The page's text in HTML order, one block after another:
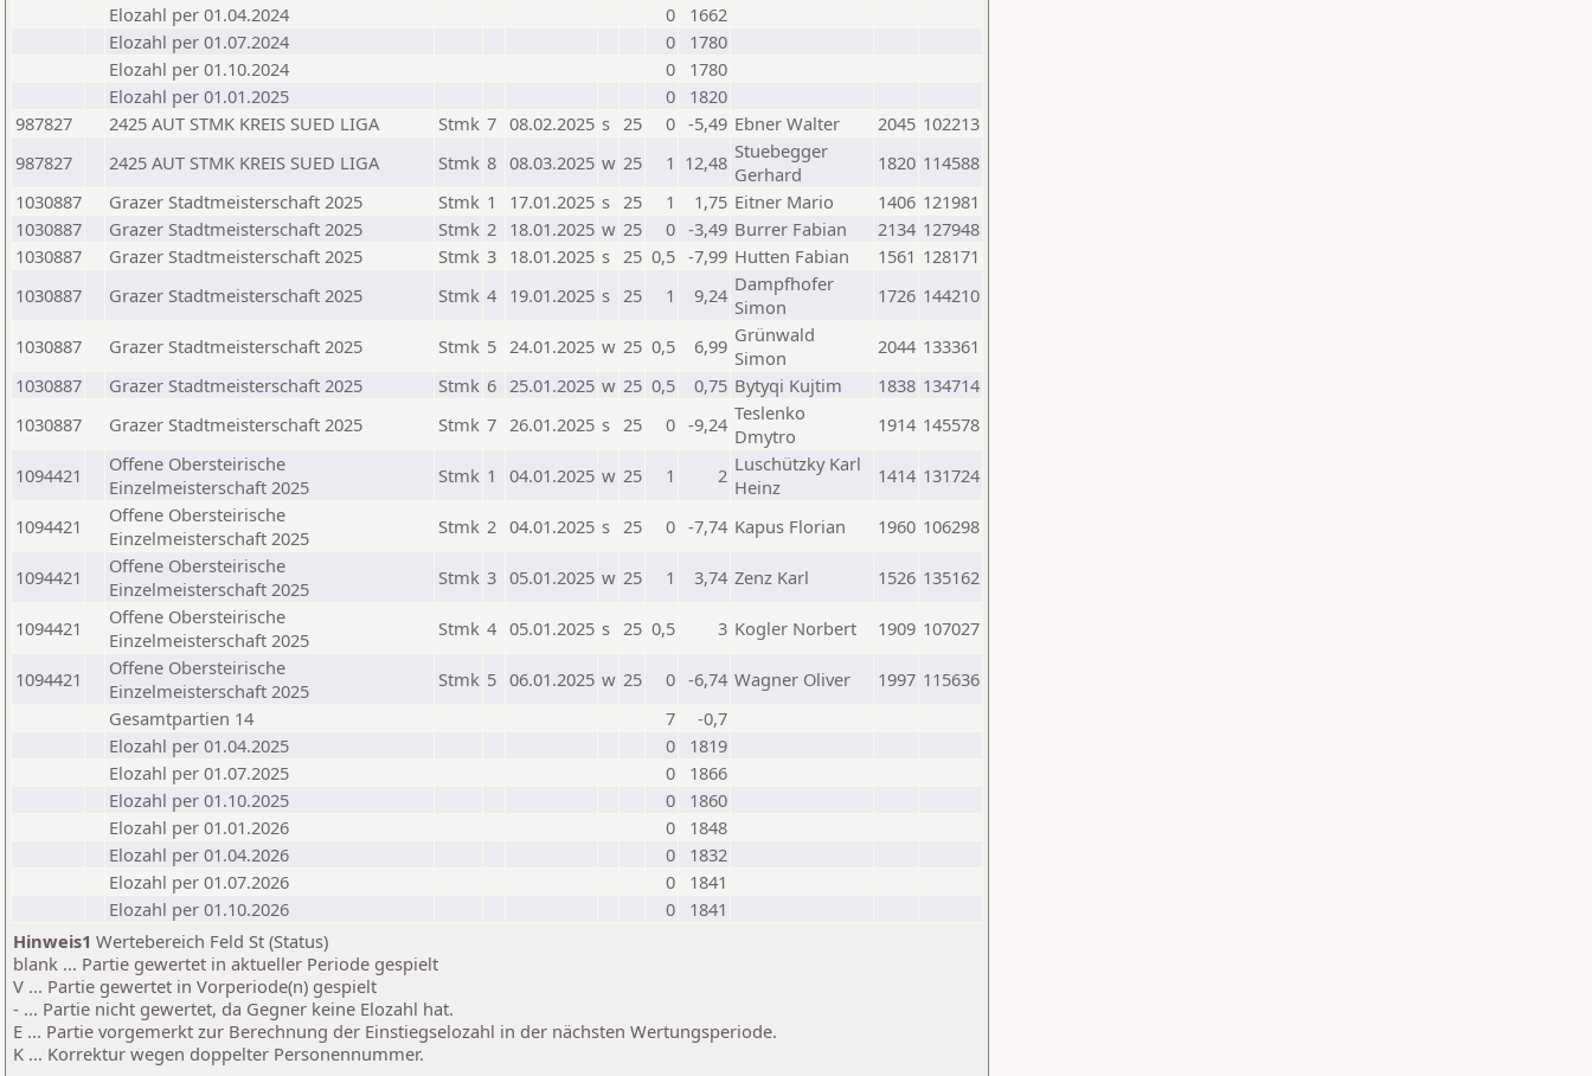
Elozahl per 01.04.2024
0
1662
Elozahl per 01.07.2024
0
1780
Elozahl per 01.10.2024
0
1780
Elozahl per 01.01.2025
0
1820
987827
2425 AUT STMK KREIS SUED LIGA Stmk 7 08.02.2025 s 25 0 -5,49 Ebner Walter 2045 102213
987827
2425 AUT STMK KREIS SUED LIGA Stmk 8 08.03.2025 w 25 1 12,48 Stuebegger
Gerhard
1820 114588
1030887
Grazer Stadtmeisterschaft 2025 Stmk 1 17.01.2025 s 25 1 1,75 Eitner Mario 1406 121981
1030887
Grazer Stadtmeisterschaft 2025 Stmk 2 18.01.2025 w 25 0 -3,49 Burrer Fabian 2134 127948
1030887
Grazer Stadtmeisterschaft 2025 Stmk 3 18.01.2025 s 25 0,5 -7,99 Hutten Fabian 1561 128171
1030887
Grazer Stadtmeisterschaft 2025 Stmk 4 19.01.2025 s 25 1 9,24 Dampfhofer
Simon
1726 144210
1030887 Grazer Stadtmeisterschaft 2025 Stmk 5 24.01.2025 w 25 0,5 6,99 Grünwald
Simon
2044 133361
1030887
Grazer Stadtmeisterschaft 2025 Stmk 6 25.01.2025 w 25 0,5 0,75 Bytyqi Kujtim 1838 134714
1030887
Grazer Stadtmeisterschaft 2025 Stmk 7 26.01.2025 s 25 0 -9,24 Teslenko
Dmytro
1914 145578
1094421
Offene Obersteirische
Einzelmeisterschaft 2025
Stmk 1 04.01.2025 w 25 1 2 Luschützky Karl
Heinz
1414 131724
1094421
Offene Obersteirische
Einzelmeisterschaft 2025
Stmk 2 04.01.2025 s 25 0 -7,74 Kapus Florian 1960 106298
1094421
Offene Obersteirische
Einzelmeisterschaft 2025
Stmk 3 05.01.2025 w 25 1 3,74 Zenz Karl 1526 135162
1094421
Offene Obersteirische
Einzelmeisterschaft 2025
Stmk 4 05.01.2025 s 25 0,5 3 Kogler Norbert 1909 107027
1094421
Offene Obersteirische
Einzelmeisterschaft 2025
Stmk 5 06.01.2025 w 25 0 -6,74 Wagner Oliver 1997 115636
Gesamtpartien 14
7
-0,7
Elozahl per 01.04.2025
0
1819
Elozahl per 01.07.2025
0
1866
Elozahl per 01.10.2025
0
1860
Elozahl per 01.01.2026
0
1848
Elozahl per 01.04.2026
0
1832
Elozahl per 01.07.2026
0
1841
Elozahl per 01.10.2026
0
1841
Hinweis1 Wertebereich Feld St (Status)
blank ... Partie gewertet in aktueller Periode gespielt
V ... Partie gewertet in Vorperiode(n) gespielt
- ... Partie nicht gewertet, da Gegner keine Elozahl hat.
E ... Partie vorgemerkt zur Berechnung der Einstiegselozahl in der nächsten Wertungsperiode.
K ... Korrektur wegen doppelter Personennummer.